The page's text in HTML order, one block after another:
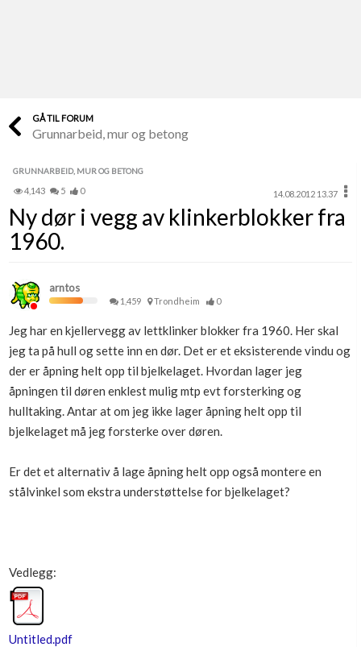
Finn håndverkere
Papirer som mangler
Skaff dokumentasjon som mangler
Se din bolig? Klikk her
Boligmappa+
Få mer ut av Boligmappa
GÅ TIL FORUM
Grunnarbeid, mur og betong
GRUNNARBEID, MUR OG BETONG
4,143 5 0 14.08.2012 13.37
Ny dør i vegg av klinkerblokker fra
1960.
arntos
1,459 Trondheim 0
Jeg har en kjellervegg av lettklinker blokker fra 1960. Her skal
jeg ta på hull og sette inn en dør. Det er et eksisterende vindu og
der er åpning helt opp til bjelkelaget. Hvordan lager jeg
åpningen til døren enklest mulig mtp evt forsterking og
hulltaking. Antar at om jeg ikke lager åpning helt opp til
bjelkelaget må jeg forsterke over døren.
Er det et alternativ å lage åpning helt opp også montere en
stålvinkel som ekstra understøttelse for bjelkelaget?
Vedlegg:
Untitled.pdf